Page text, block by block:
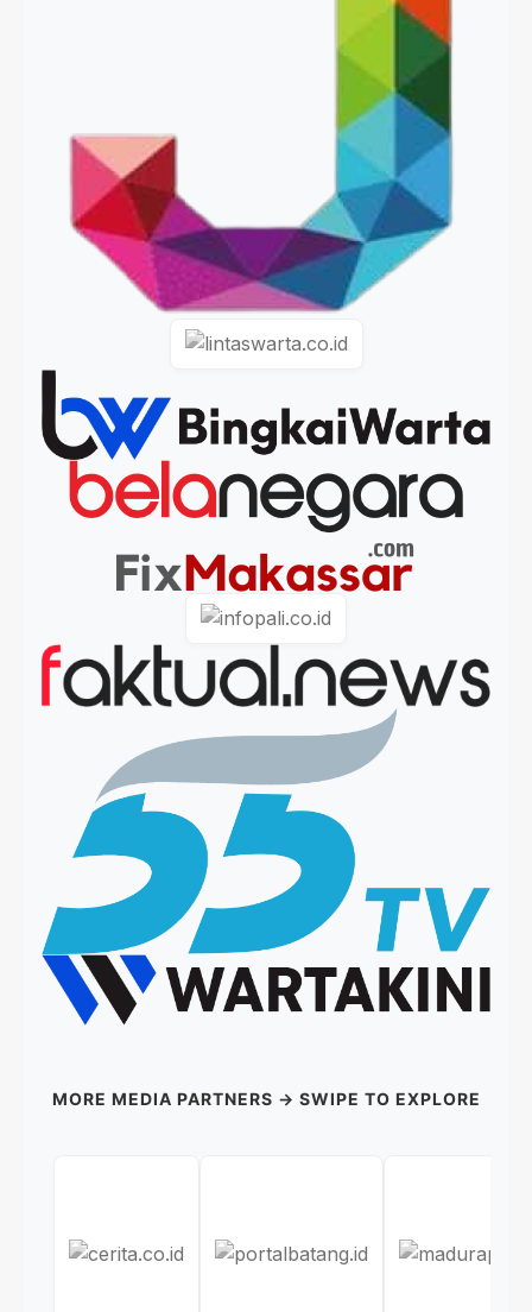
MORE MEDIA PARTNERS → SWIPE TO EXPLORE